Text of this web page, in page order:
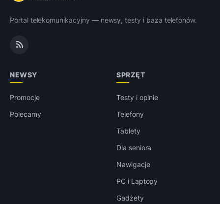
Portal telekomunikacyjny — newsy, testy i baza telefonów.
NEWSY
Promocje
Polecamy
SPRZĘT
Testy i opinie
Telefony
Tablety
Dla seniora
Nawigacje
PC i Laptopy
Gadżety